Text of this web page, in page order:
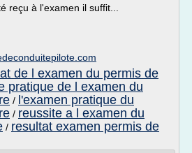
reçu à l'examen il suffit...
de l examen du permis de
pratique de l examen du
/ l'examen pratique du
/ reussite a l examen du
/ resultat examen permis de